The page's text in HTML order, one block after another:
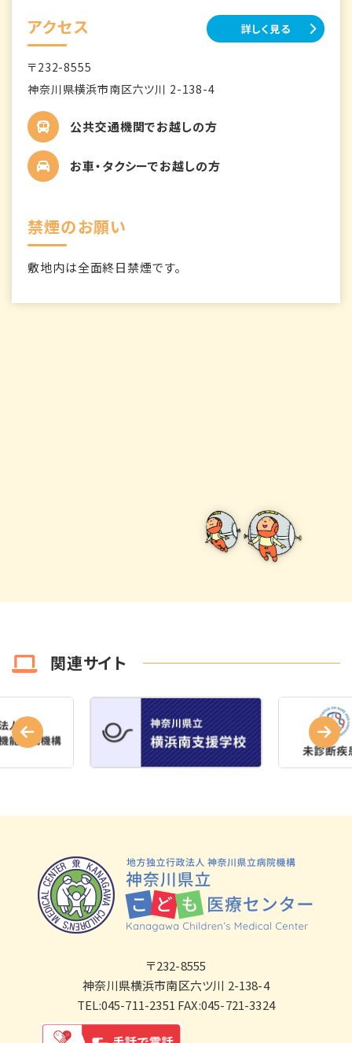
アクセス 詳しく見る
〒232-8555
神奈川県横浜市南区六ツ川 2-138-4
公共交通機関でお越しの方
お車・タクシーでお越しの方
禁煙のお願い
敷地内は全面終日禁煙です。
関連サイト
〒232-8555
神奈川県横浜市南区六ツ川 2-138-4
TEL:045-711-2351 FAX:045-721-3324